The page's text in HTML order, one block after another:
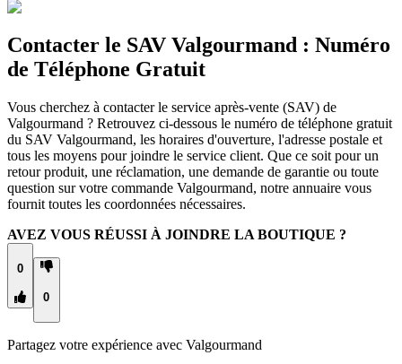
Contacter le SAV Valgourmand : Numéro
de Téléphone Gratuit
Vous cherchez à contacter le service après-vente (SAV) de
Valgourmand ? Retrouvez ci-dessous le numéro de téléphone gratuit
du SAV Valgourmand, les horaires d'ouverture, l'adresse postale et
tous les moyens pour joindre le service client. Que ce soit pour un
retour produit, une réclamation, une demande de garantie ou toute
question sur votre commande Valgourmand, notre annuaire vous
fournit toutes les coordonnées nécessaires.
AVEZ VOUS RÉUSSI À JOINDRE LA BOUTIQUE ?
0
0
Partagez votre expérience avec Valgourmand